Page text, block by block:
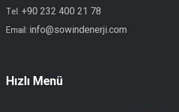
Tel:+90 232 400 21 78
Email: info@sowindenerji.com
Hızlı Menü